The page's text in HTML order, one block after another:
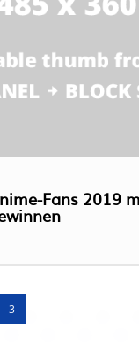
Fans 2019
3